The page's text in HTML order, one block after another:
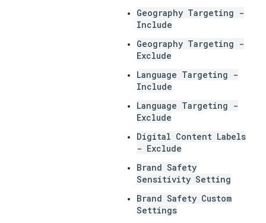
Geography Targeting -
Include
Geography Targeting -
Exclude
Language Targeting -
Include
Language Targeting -
Exclude
Digital Content Labels
- Exclude
Brand Safety
Sensitivity Setting
Brand Safety Custom
Settings